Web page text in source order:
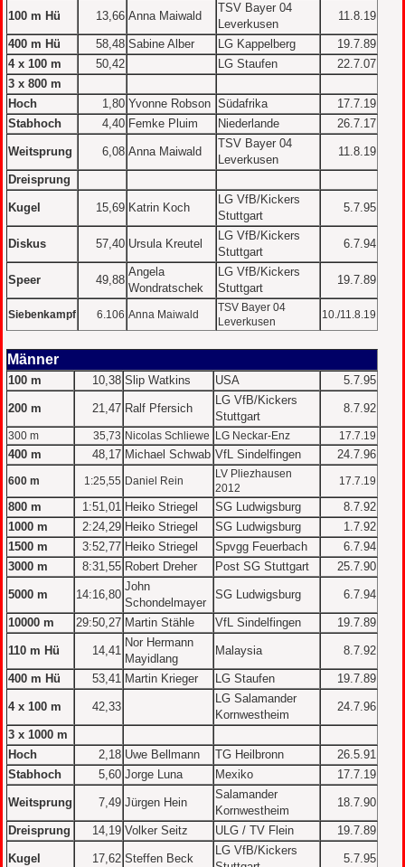
100 m Hü 13,66 Anna Maiwald
TSV Bayer 04
Leverkusen
11.8.19
400 m Hü 58,48 Sabine Alber LG Kappelberg
19.7.89
4 x 100 m
50,42 LG Staufen
22.7.07
3 x 800 m
Hoch
1,80 Yvonne Robson Südafrika
17.7.19
Stabhoch
4,40 Femke Pluim Niederlande 26.7.17
Weitsprung 6,08 Anna Maiwald
TSV Bayer 04
Leverkusen
11.8.19
Dreisprung
Kugel 15,69 Katrin Koch
LG VfB/Kickers
Stuttgart
5.7.95
Diskus 57,40 Ursula Kreutel
LG VfB/Kickers
Stuttgart
6.7.94
Speer 49,88
Angela
Wondratschek
LG VfB/Kickers
Stuttgart
19.7.89
Siebenkampf 6.106 Anna Maiwald
TSV Bayer 04
Leverkusen
10./11.8.19
Männer
100 m 10,38 Slip Watkins USA 5.7.95
200 m 21,47 Ralf Pfersich
LG VfB/Kickers
Stuttgart
8.7.92
300 m 35,73 Nicolas Schliewe LG Neckar-Enz 17.7.19
400 m 48,17 Michael Schwab VfL Sindelfingen 24.7.96
600 m 1:25,55 Daniel Rein
LV Pliezhausen
2012
17.7.19
800 m 1:51,01 Heiko Striegel SG Ludwigsburg
8.7.92
1000 m
2:24,29 Heiko Striegel SG Ludwigsburg
1.7.92
1500 m
3:52,77 Heiko Striegel Spvgg Feuerbach
6.7.94
3000 m
8:31,55 Robert Dreher Post SG Stuttgart 25.7.90
5000 m 14:16,80
John
Schondelmayer
SG Ludwigsburg 6.7.94
10000 m 29:50,27 Martin Stähle VfL Sindelfingen 19.7.89
110 m Hü 14,41
Nor Hermann
Mayidlang
Malaysia 8.7.92
400 m Hü 53,41 Martin Krieger LG Staufen 19.7.89
4 x 100 m 42,33
LG Salamander
Kornwestheim
24.7.96
3 x 1000 m
Hoch
2,18 Uwe Bellmann TG Heilbronn
26.5.91
Stabhoch
5,60 Jorge Luna Mexiko 17.7.19
Weitsprung 7,49 Jürgen Hein
Salamander
Kornwestheim
18.7.90
Dreisprung 14,19 Volker Seitz ULG / TV Flein 19.7.89
Kugel 17,62 Steffen Beck
LG VfB/Kickers
5.7.95